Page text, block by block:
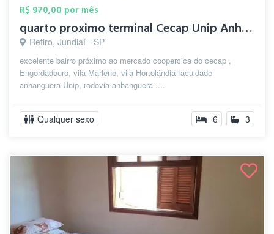
R$ 970,00 por mês
quarto proximo terminal Cecap Unip Anhan...
Retiro, Jundiaí - SP
excelente bairro próximo ao mercado coopercica do cecap ,
Engordadouro, vila Marlene, vila Hortolândia faculdade
anhanguera Unip, rodovia anhanguera ....
Qualquer sexo 6 3